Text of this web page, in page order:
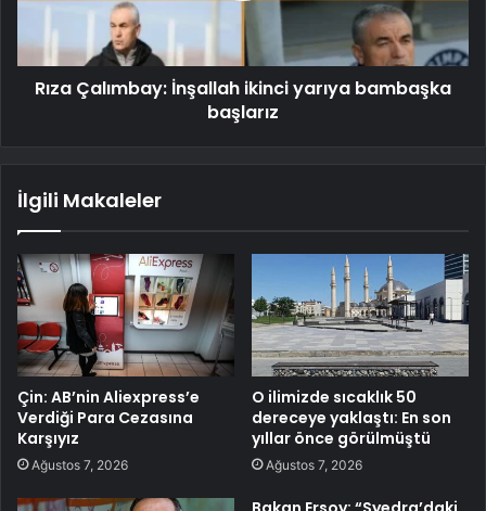
Rıza Çalımbay: İnşallah ikinci yarıya bambaşka
başlarız
İlgili Makaleler
Çin: AB’nin Aliexpress’e
Verdiği Para Cezasına
Karşıyız
Ağustos 7, 2026
O ilimizde sıcaklık 50
dereceye yaklaştı: En son
yıllar önce görülmüştü
Ağustos 7, 2026